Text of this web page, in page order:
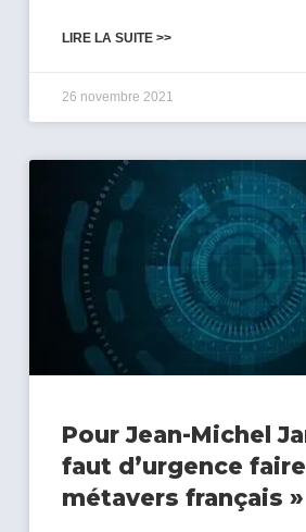
LIRE LA SUITE >>
26 novembre 2021
Pour Jean-Michel
faut d’urgence
métavers français »